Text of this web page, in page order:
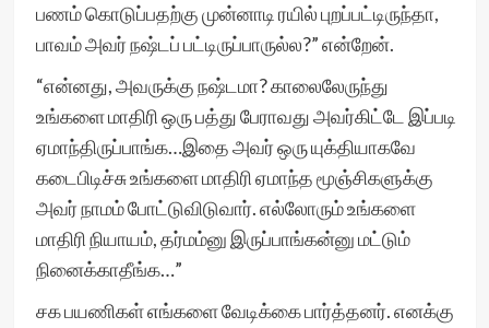
பணம் கொடுப்பதற்கு முன்னாடி ரயில் புறப்பட்டிருந்தா,
பாவம் அவர் நஷ்டப் பட்டிருப்பாருல்ல?” என்றேன்.
“என்னது, அவருக்கு நஷ்டமா? காலைலேருந்து
உங்களை மாதிரி ஒரு பத்து பேராவது அவர்கிட்டே இப்படி
ஏமாந்திருப்பாங்க…இதை அவர் ஒரு யுக்தியாகவே
கடைபிடிச்சு உங்களை மாதிரி ஏமாந்த மூஞ்சிகளுக்கு
அவர் நாமம் போட்டுவிடுவார். எல்லோரும் உங்களை
மாதிரி நியாயம், தர்மம்னு இருப்பாங்கன்னு மட்டும்
நினைக்காதீங்க…”
சக பயணிகள் எங்களை வேடிக்கை பார்த்தனர். எனக்கு